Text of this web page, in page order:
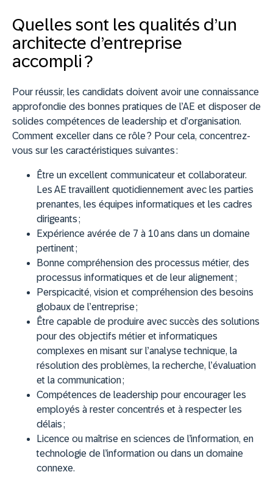
Quelles sont les qualités d’un
architecte d’entreprise
accompli ?
Pour réussir, les candidats doivent avoir une connaissance
approfondie des bonnes pratiques de l’AE et disposer de
solides compétences de leadership et d’organisation.
Comment exceller dans ce rôle ? Pour cela, concentrez-
vous sur les caractéristiques suivantes :
Être un excellent communicateur et collaborateur.
Les AE travaillent quotidiennement avec les parties
prenantes, les équipes informatiques et les cadres
dirigeants ;
Expérience avérée de 7 à 10 ans dans un domaine
pertinent ;
Bonne compréhension des processus métier, des
processus informatiques et de leur alignement ;
Perspicacité, vision et compréhension des besoins
globaux de l’entreprise ;
Être capable de produire avec succès des solutions
pour des objectifs métier et informatiques
complexes en misant sur l’analyse technique, la
résolution des problèmes, la recherche, l’évaluation
et la communication ;
Compétences de leadership pour encourager les
employés à rester concentrés et à respecter les
délais ;
Licence ou maîtrise en sciences de l’information, en
technologie de l’information ou dans un domaine
connexe.